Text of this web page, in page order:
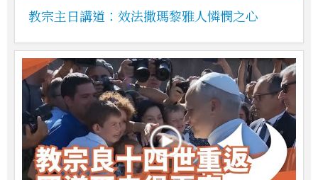
教宗主日講道：效法撒瑪黎雅人憐憫之心